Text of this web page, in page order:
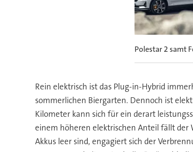
Polestar 2 samt
Rein elektrisch ist das Plug-in-Hybrid
sommerlichen Biergarten. Dennoch ist
Kilometer kann sich für ein derart
einem höheren elektrischen Anteil fällt der
Akkus leer sind, engagiert sich der